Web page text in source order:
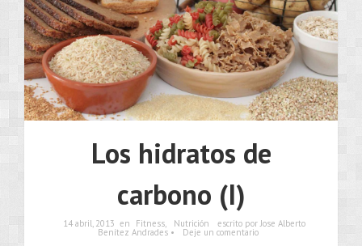
Los hidratos de
carbono (I)
14 abril, 2013 en Fitness, Nutrición escrito por Jose Alberto
Benítez Andrades • Deje un comentario